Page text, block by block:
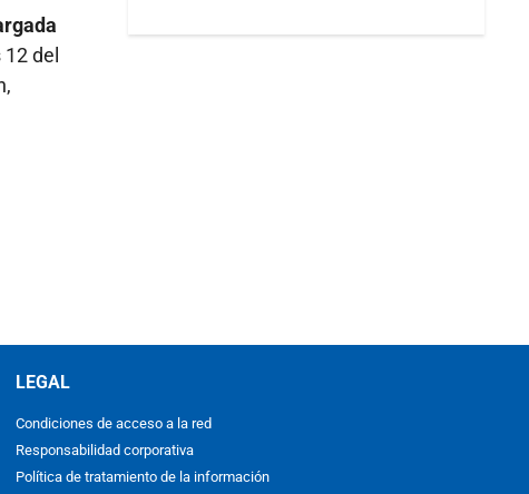
del
LEGAL
Condiciones de acceso a la red
Responsabilidad corporativa
Política de tratamiento de la información